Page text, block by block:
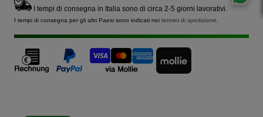
I tempi di consegna in Italia sono di circa 2-5 giorni lavorativi.
I tempi di consegna per gli altri Paesi sono indicati nei termini di spedizione